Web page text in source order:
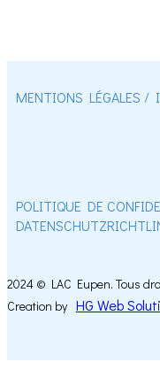
MENTIONS LÉGALES /
POLITIQUE DE
2024 © LAC Eupen. Tous
Creation by HG Web